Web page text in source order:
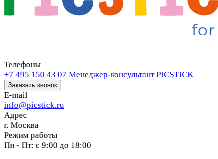
Телефоны
+7 495 150 43 07 Менеджер-консультант PICSTICK
Заказать звонок
E-mail
info@picstick.ru
Адрес
г. Москва
Режим работы
Пн - Пт: с 9:00 до 18:00